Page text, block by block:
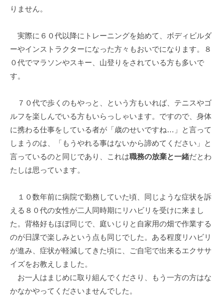
りません。
実際に６０代以降にトレーニングを始めて、ボディビルダ
ーやインストラクターになった方々もおいでになります。８
０代でマラソンやスキー、山登りをされている方も多いで
す。
７０代で歩くのもやっと、という方もいれば、テニスやゴ
ルフを楽しんでいる方もいらっしゃいます。ですので、身体
に携わる仕事をしている者が「歳のせいですね…」と言って
しまうのは、「もうやれる事はないから諦めてください」と
言っているのと同じであり、これは職務の放棄と一緒だとわ
たしは思っています。
１０数年前に病院で勤務していた頃、同じような症状を訴
える８０代の女性が二人同時期にリハビリを受けに来まし
た。背格好もほぼ同じで、庭いじりと自家用の畑で作業する
のが日課で楽しみという点も同じでした。ある程度リハビリ
が進み、症状が軽減してきた頃に、ご自宅で出来るエクササ
イズをお教えしました。
お一人はまじめに取り組んでくださり、もう一方の方はな
かなかやってくださいませんでした。